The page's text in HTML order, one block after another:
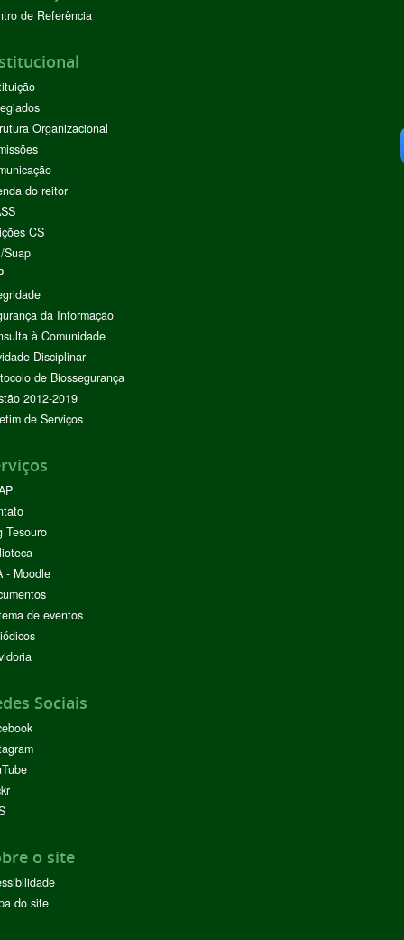
de Referência
Organizacional
do reitor
CS
Suap
da Informação
à Comunidade
Disciplinar
de Biossegurança
2012-2019
de Serviços
Tesouro
- Moodle
de eventos
Sociais
o site
do site